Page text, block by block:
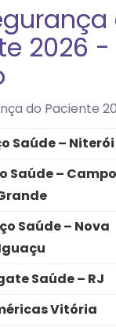
2026 -
Saúde – Niterói
Saúde – Campo
Saúde – Nova
Saúde – RJ
Vitória